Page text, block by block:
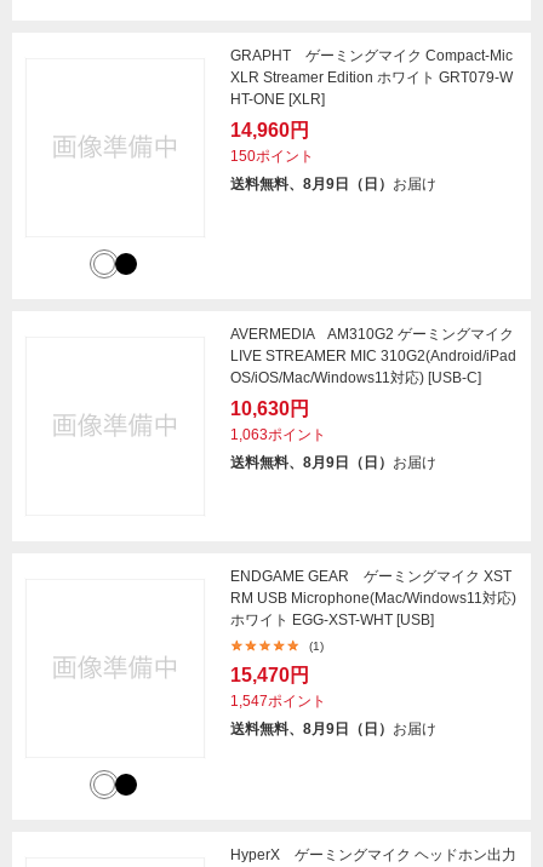
GRAPHT ゲーミングマイク Compact-Mic
XLR Streamer Edition ホワイト GRT079-W
HT-ONE [XLR]
14,960円
150ポイント
送料無料、8月9日（日） お届け
AVERMEDIA AM310G2 ゲーミングマイク
LIVE STREAMER MIC 310G2(Android/iPad
OS/iOS/Mac/Windows11対応) [USB-C]
10,630円
1,063ポイント
送料無料、8月9日（日） お届け
ENDGAME GEAR ゲーミングマイク XST
RM USB Microphone(Mac/Windows11対応)
ホワイト EGG-XST-WHT [USB]
(1)
15,470円
1,547ポイント
送料無料、8月9日（日） お届け
HyperX ゲーミングマイク ヘッドホン出力